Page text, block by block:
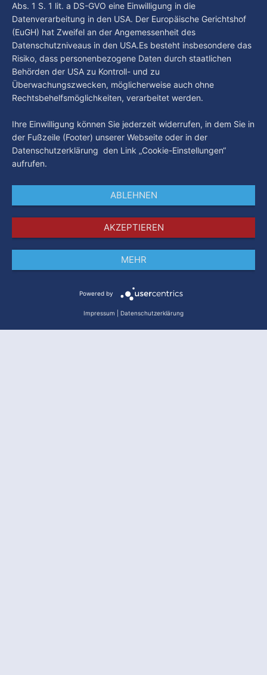
Datenschutz
Abs. 1 S. 1 lit. a DS-GVO eine Einwilligung in die
Datenverarbeitung in den USA. Der Europäische Gerichtshof
(EuGH) hat Zweifel an der Angemessenheit des
Datenschutzniveaus in den USA.Es besteht insbesondere das
Risiko, dass personenbezogene Daten durch staatlichen
Behörden der USA zu Kontroll- und zu
Überwachungszwecken, möglicherweise auch ohne
Rechtsbehelfsmöglichkeiten, verarbeitet werden.
Ihre Einwilligung können Sie jederzeit widerrufen, in dem Sie in
der Fußzeile (Footer) unserer Webseite oder in der
Datenschutzerklärung den Link „Cookie-Einstellungen“
aufrufen.
ABLEHNEN
AKZEPTIEREN
MEHR
Powered by
Impressum Datenschutzerklärung